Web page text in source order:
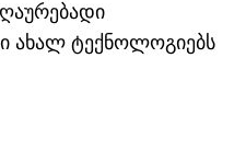
ახალ ტექნოლოგიებს